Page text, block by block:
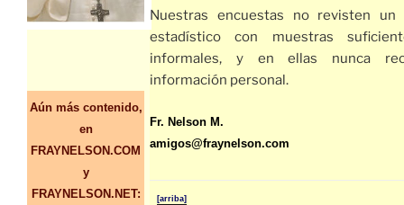
Aún más contenido,
en
FRAYNELSON.COM
y
FRAYNELSON.NET:
Nuestras encuestas no revisten un
estadístico con muestras
informales, y en ellas nunca
información personal.
Fr. Nelson M.
amigos@fraynelson.com
[arriba]